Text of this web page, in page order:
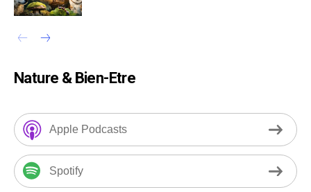
Nature & Bien-Etre
Apple Podcasts
Spotify